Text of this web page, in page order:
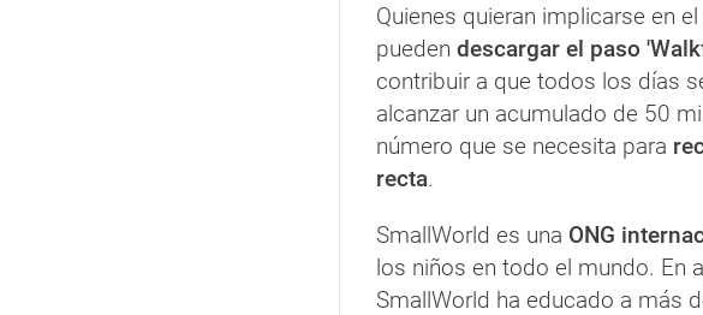
Quienes quieran implicarse en
pueden descargar el paso
contribuir a que todos los días
alcanzar un acumulado de 50
número que se necesita para
recta.
SmallWorld es una ONG
los niños en todo el mundo. En
SmallWorld ha educado a más d